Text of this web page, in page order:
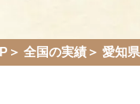
全国の実績 愛知県